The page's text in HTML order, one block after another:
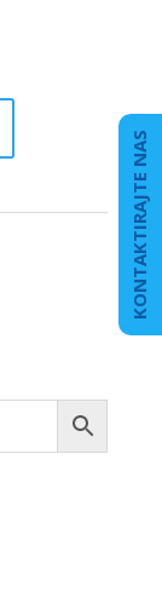
KONTAKTIRAJTE NAS